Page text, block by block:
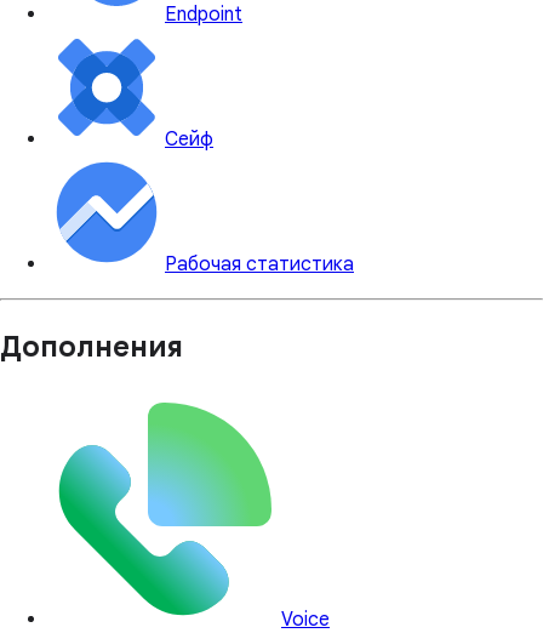
Endpoint
Сейф
Рабочая статистика
Дополнения
Voice